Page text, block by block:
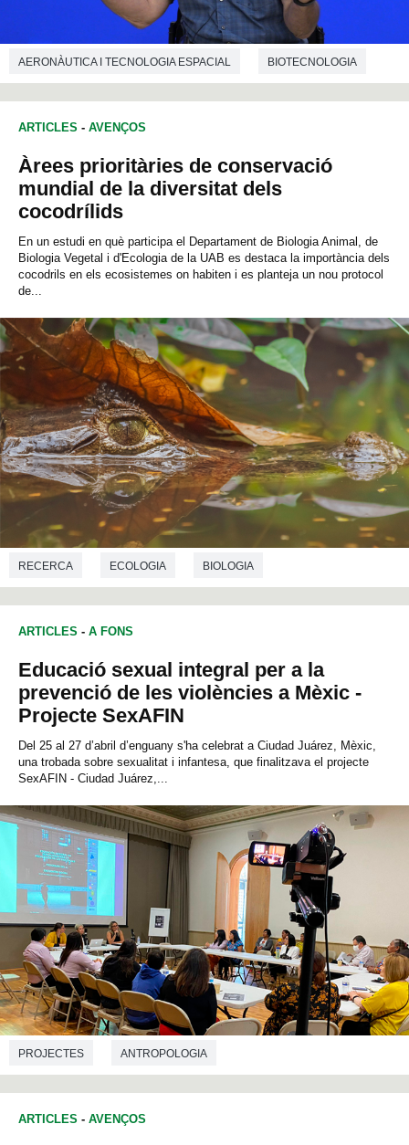
AERONÀUTICA I TECNOLOGIA ESPACIAL BIOTECNOLOGIA
BIOLOGIA
ARTICLES - AVENÇOS
Àrees prioritàries de conservació
mundial de la diversitat dels
cocodrílids
En un estudi en què participa el Departament de Biologia Animal, de
Biologia Vegetal i d'Ecologia de la UAB es destaca la importància dels
cocodrils en els ecosistemes on habiten i es planteja un nou protocol
de...
RECERCA ECOLOGIA BIOLOGIA
ARTICLES - A FONS
Educació sexual integral per a la
prevenció de les violències a Mèxic -
Projecte SexAFIN
Del 25 al 27 d’abril d’enguany s'ha celebrat a Ciudad Juárez, Mèxic,
una trobada sobre sexualitat i infantesa, que finalitzava el projecte
SexAFIN - Ciudad Juárez,...
PROJECTES ANTROPOLOGIA
ARTICLES - AVENÇOS